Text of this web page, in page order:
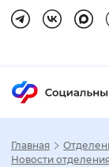
Главная
Новости